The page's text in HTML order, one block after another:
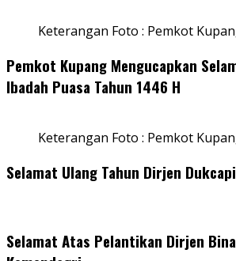
Keterangan Foto : Pemkot
Pemkot Kupang Mengucapkan
Ibadah Puasa Tahun 1446 H
Keterangan Foto : Pemkot
Selamat Ulang Tahun Dirjen
Selamat Atas Pelantikan Dirjen